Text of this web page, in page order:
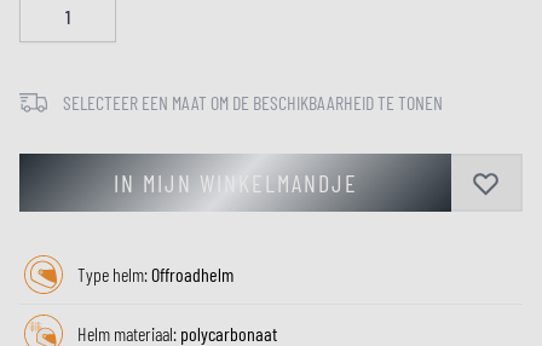
SELECTEER EEN MAAT OM DE BESCHIKBAARHEID TE TONEN
IN MIJN WINKELMANDJE
Type helm:Offroadhelm
Helm materiaal: polycarbonaat